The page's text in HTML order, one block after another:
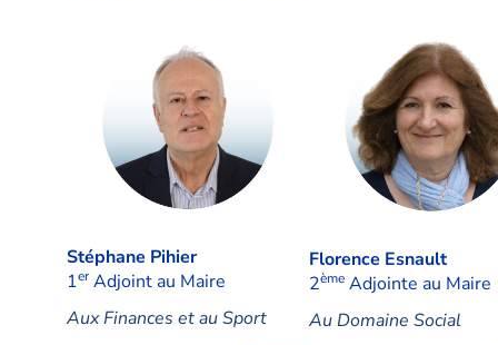
Stéphane Pihier
1erAdjoint au Maire
Aux Finances et au Sport
Florence Esnault
2ème Adjointe au Maire
Au Domaine Social